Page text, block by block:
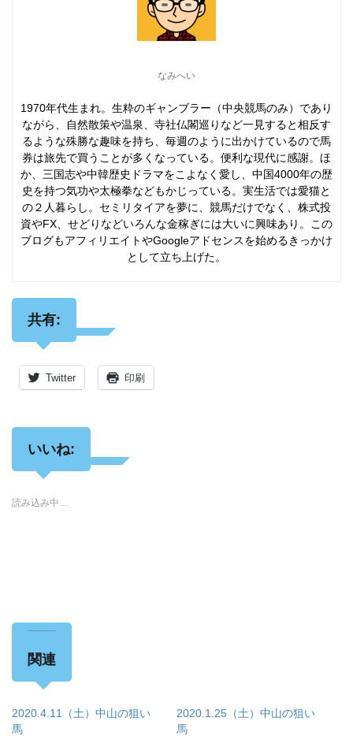
なみへい
1970年代生まれ。生粋のギャンブラー（中央競馬のみ）であり
ながら、自然散策や温泉、寺社仏閣巡りなど一見すると相反す
るような殊勝な趣味を持ち、毎週のように出かけているので馬
券は旅先で買うことが多くなっている。便利な現代に感謝。ほ
か、三国志や中韓歴史ドラマをこよなく愛し、中国4000年の歴
史を持つ気功や太極拳などもかじっている。実生活では愛猫と
の２人暮らし。セミリタイアを夢に、競馬だけでなく、株式投
資やFX、せどりなどいろんな金稼ぎには大いに興味あり。この
ブログもアフィリエイトやGoogleアドセンスを始めるきっかけ
として立ち上げた。
共有:
Twitter 印刷
いいね:
読み込み中…
関連
2020.4.11（土）中山の狙い
馬
2020.1.25（土）中山の狙い
馬